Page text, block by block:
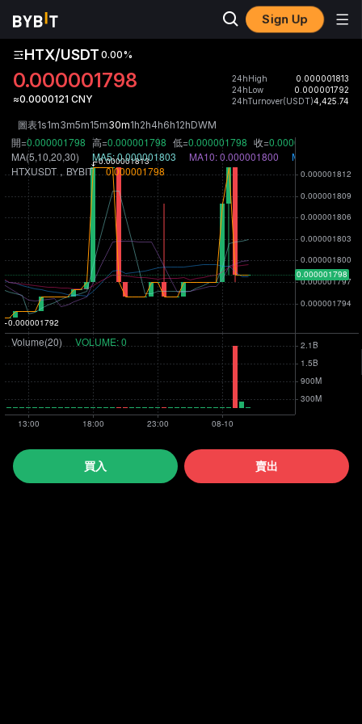
Sign Up
HTX/USDT 0.00%
0.000001798
≈0.0000121 CNY
24hHigh
0.000001813
24hLow
0.000001792
24hTurnover(USDT)4,425.74
圖表1s1m3m5m15m30m1h2h4h6h12hDWM
買入 賣出